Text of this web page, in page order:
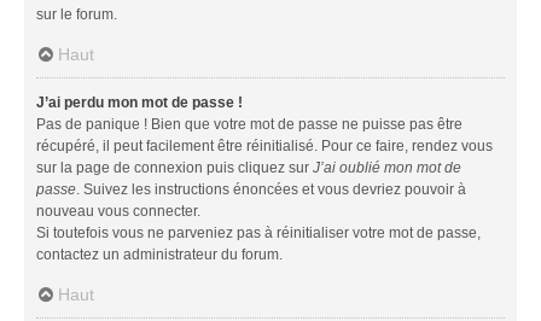
sur le forum.
Haut
J’ai perdu mon mot de passe !
Pas de panique ! Bien que votre mot de passe ne puisse pas être
récupéré, il peut facilement être réinitialisé. Pour ce faire, rendez vous
sur la page de connexion puis cliquez sur J’ai oublié mon mot de
passe. Suivez les instructions énoncées et vous devriez pouvoir à
nouveau vous connecter.
Si toutefois vous ne parveniez pas à réinitialiser votre mot de passe,
contactez un administrateur du forum.
Haut